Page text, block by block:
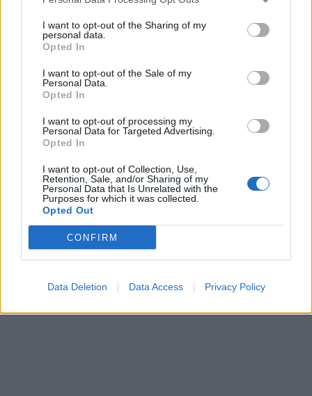
I want to opt-out of the Sharing of my
personal data.
Opted In
I want to opt-out of the Sale of my
Personal Data.
Opted In
I want to opt-out of processing my
Personal Data for Targeted Advertising.
Opted In
I want to opt-out of Collection, Use,
Retention, Sale, and/or Sharing of my
Personal Data that Is Unrelated with the
Purposes for which it was collected.
Opted Out
CONFIRM
Data Deletion Data Access Privacy Policy
Vous devez :Déposer vos déchets alimentaires dans un
mélangeur à haute capacité. Pulser le tout avec un peu
d’eau. Verser dans votre jardin (vous pouvez faire pénétrer
l’engrais à l’aide d’une truelle). En plus de donner des
nutriments à vos jardins, vous aider l’environnement ! ;-)
Jardinage